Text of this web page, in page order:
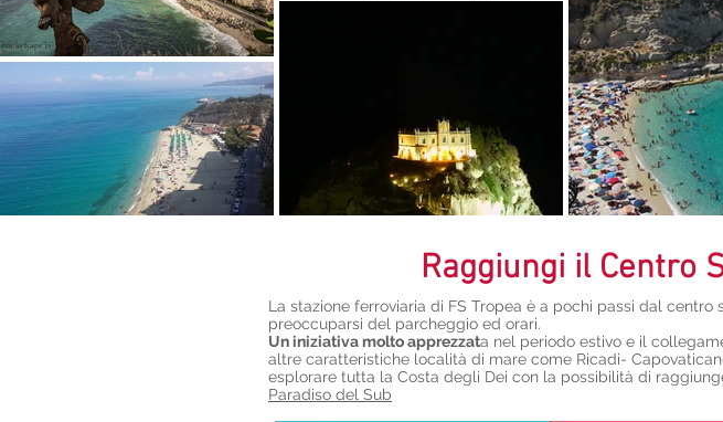
Raggiungi il Centro
La stazione ferroviaria di FS Tropea è a pochi passi dal
preoccuparsi del parcheggio ed orari.
Un iniziativa molto apprezzata nel periodo estivo e il
altre caratteristiche località di mare come Ricadi-
esplorare tutta la Costa degli Dei con la possibilità di
Paradiso del Sub